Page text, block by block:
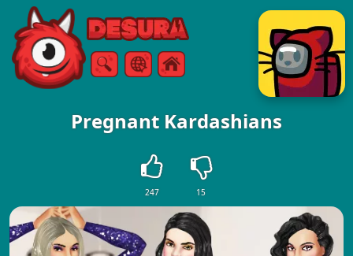
Free Online Games
SzukajMenu
Pregnant Kardashians
247 15